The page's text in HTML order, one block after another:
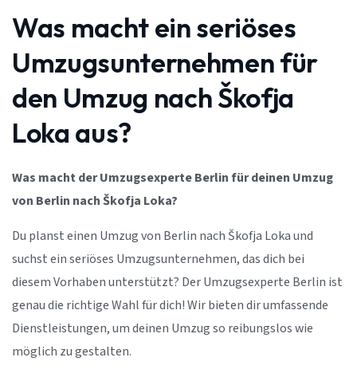
Was macht ein seriöses
Umzugsunternehmen für
den Umzug nach Škofja
Loka aus?
Was macht der Umzugsexperte Berlin für deinen Umzug
von Berlin nach Škofja Loka?
Du planst einen Umzug von Berlin nach Škofja Loka und
suchst ein seriöses Umzugsunternehmen, das dich bei
diesem Vorhaben unterstützt? Der Umzugsexperte Berlin ist
genau die richtige Wahl für dich! Wir bieten dir umfassende
Dienstleistungen, um deinen Umzug so reibungslos wie
möglich zu gestalten.